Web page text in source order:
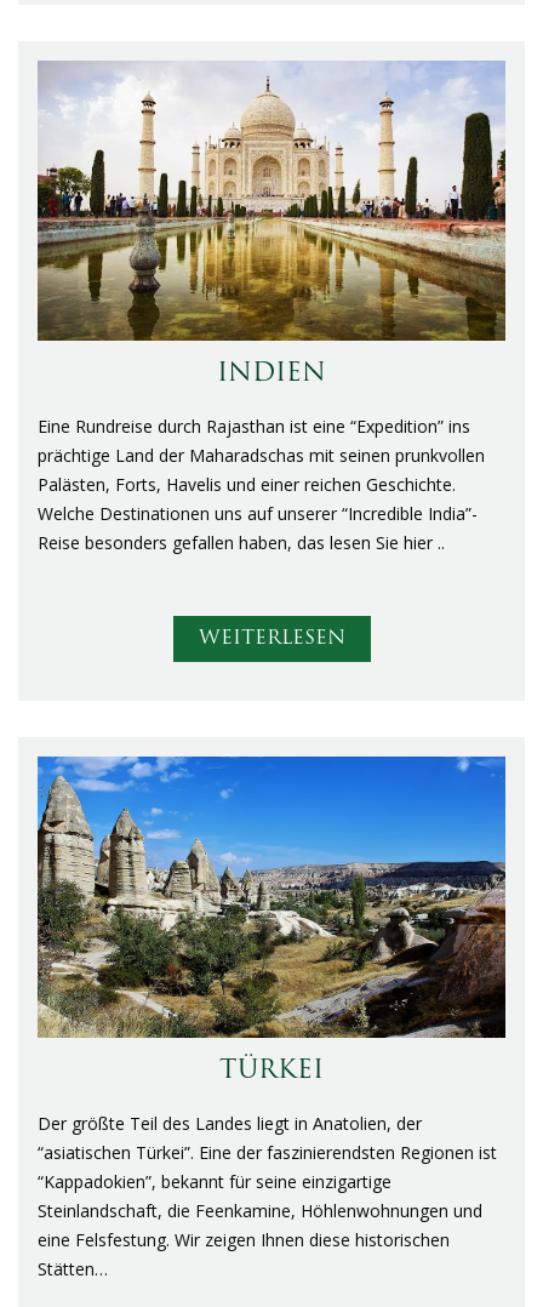
INDIEN
Eine Rundreise durch Rajasthan ist eine “Expedition” ins
prächtige Land der Maharadschas mit seinen prunkvollen
Palästen, Forts, Havelis und einer reichen Geschichte.
Welche Destinationen uns auf unserer “Incredible India”-
Reise besonders gefallen haben, das lesen Sie hier ..
WEITERLESEN
TÜRKEI
Der größte Teil des Landes liegt in Anatolien, der
“asiatischen Türkei”. Eine der faszinierendsten Regionen ist
“Kappadokien”, bekannt für seine einzigartige
Steinlandschaft, die Feenkamine, Höhlenwohnungen und
eine Felsfestung. Wir zeigen Ihnen diese historischen
Stätten…